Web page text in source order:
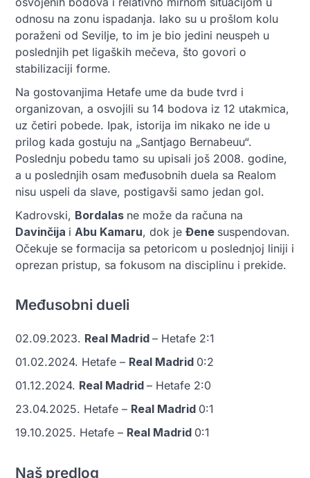
odnosu na zonu ispadanja. Iako su u prošlom kolu
poraženi od Sevilje, to im je bio jedini neuspeh u
poslednjih pet ligaških mečeva, što govori o
stabilizaciji forme.
Na gostovanjima Hetafe ume da bude tvrd i
organizovan, a osvojili su 14 bodova iz 12 utakmica,
uz četiri pobede. Ipak, istorija im nikako ne ide u
prilog kada gostuju na „Santjago Bernabeuu“.
Poslednju pobedu tamo su upisali još 2008. godine,
a u poslednjih osam međusobnih duela sa Realom
nisu uspeli da slave, postigavši samo jedan gol.
Kadrovski, Bordalas ne može da računa na
Davinčija i Abu Kamaru, dok je Đene suspendovan.
Očekuje se formacija sa petoricom u poslednjoj liniji i
oprezan pristup, sa fokusom na disciplinu i prekide.
Međusobni dueli
02.09.2023. Real Madrid – Hetafe 2:1
01.02.2024. Hetafe – Real Madrid 0:2
01.12.2024. Real Madrid – Hetafe 2:0
23.04.2025. Hetafe – Real Madrid 0:1
19.10.2025. Hetafe – Real Madrid 0:1
Naš predlog